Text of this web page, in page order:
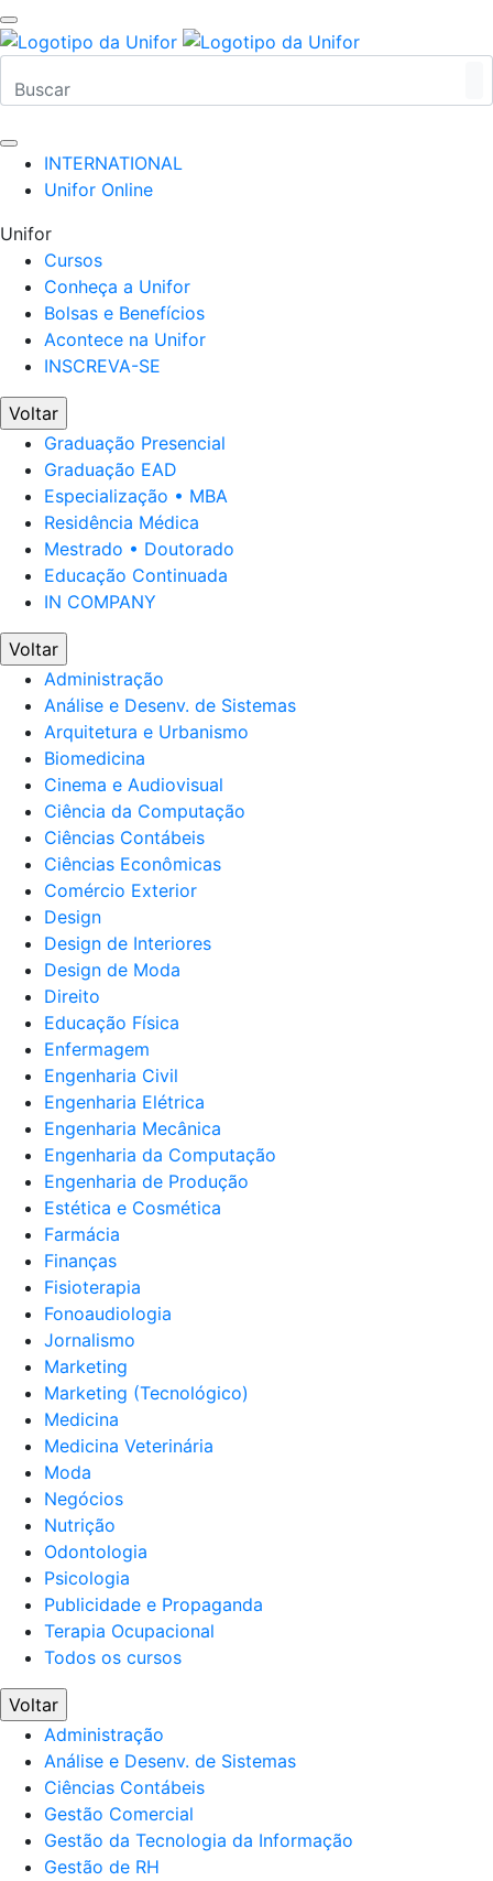
INTERNATIONAL
Unifor Online
Unifor
Cursos
Conheça a Unifor
Bolsas e Benefícios
Acontece na Unifor
INSCREVA-SE
Voltar
Graduação Presencial
Graduação EAD
Especialização • MBA
Residência Médica
Mestrado • Doutorado
Educação Continuada
IN COMPANY
Voltar
Administração
Análise e Desenv. de Sistemas
Arquitetura e Urbanismo
Biomedicina
Cinema e Audiovisual
Ciência da Computação
Ciências Contábeis
Ciências Econômicas
Comércio Exterior
Design
Design de Interiores
Design de Moda
Direito
Educação Física
Enfermagem
Engenharia Civil
Engenharia Elétrica
Engenharia Mecânica
Engenharia da Computação
Engenharia de Produção
Estética e Cosmética
Farmácia
Finanças
Fisioterapia
Fonoaudiologia
Jornalismo
Marketing
Marketing (Tecnológico)
Medicina
Medicina Veterinária
Moda
Negócios
Nutrição
Odontologia
Psicologia
Publicidade e Propaganda
Terapia Ocupacional
Todos os cursos
Voltar
Administração
Análise e Desenv. de Sistemas
Ciências Contábeis
Gestão Comercial
Gestão da Tecnologia da Informação
Gestão de RH